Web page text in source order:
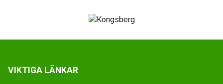
VIKTIGA LÄNKAR